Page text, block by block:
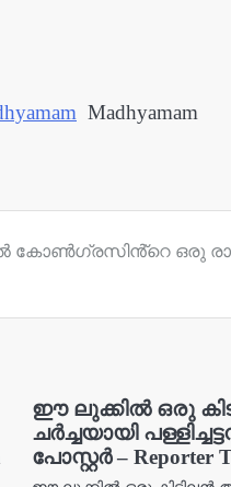
Madhyamam
കോൺഗ്രസിൻ്റെ ഒരു
ഈ ലുക്കിൽ ഒരു
ചർച്ചയായി
പോസ്റ്റർ – Reporter